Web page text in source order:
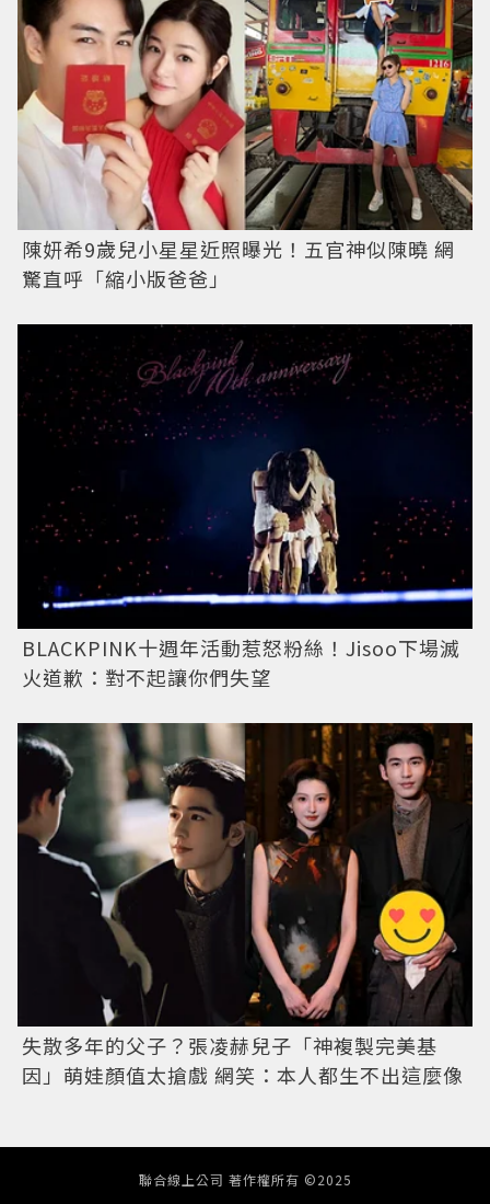
陳妍希9歲兒小星星近照曝光！五官神似陳曉 網
驚直呼「縮小版爸爸」
BLACKPINK十週年活動惹怒粉絲！Jisoo下場滅
火道歉：對不起讓你們失望
失散多年的父子？張凌赫兒子「神複製完美基
因」萌娃顏值太搶戲 網笑：本人都生不出這麼像
聯合線上公司 著作權所有 ©2025